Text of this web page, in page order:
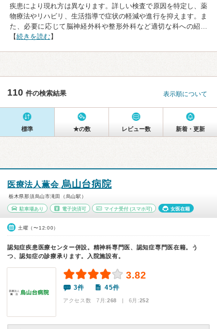
疾患により現れ方は異なります。詳しい検査で原因を特定し、薬
物療法やリハビリ、生活指導で症状の軽減や進行を抑えます。ま
た、必要に応じて脳神経外科や整形外科など適切な科への紹…
【続きを読む】
110 件の検索結果 表示順について
標準 ★の数 レビュー数 新着・更新
医療法人薫会 烏山台病院
栃木県那須烏山市滝田（烏山駅）
駐車場あり 電子決済可 マイナ受付 (スマホ可) 女医在籍
土曜（〜12:00）
認知症疾患医療センター併設。精神科専門医、認知症専門医在籍。う
つ、認知症の診療承ります。入院施設有。
3.82
3件 45件
アクセス数 7月:268 | 6月:252